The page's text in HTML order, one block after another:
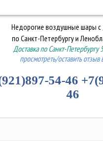
Недорогие воздушные шары
по Санкт-Петербургу и
Доставка по Санкт-Петербургу
просмотреть/оставить отзыв
54-46
46